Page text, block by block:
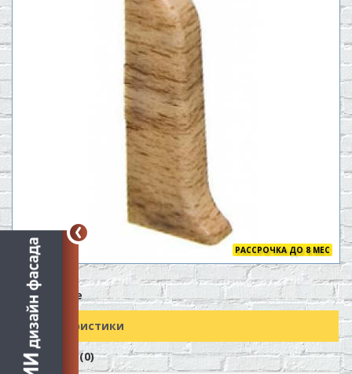
РАССРОЧКА ДО 8 МЕС
Описание
Характеристики
Отзывов (0)